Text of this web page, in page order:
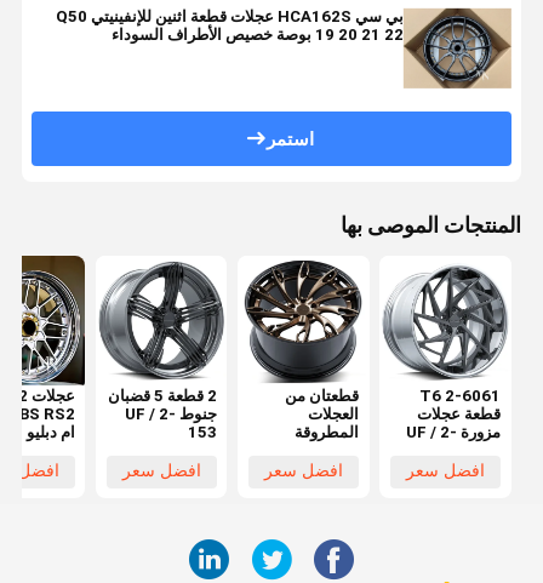
بي سي HCA162S عجلات قطعة اثنين للإنفينيتي Q50
19 20 21 22 بوصة خصيص الأطراف السوداء
استمر
المنتجات الموصى بها
6061-T6 2
قطعة عجلات
مزورة UF / 2-
افضل سعر
قطعتان من
العجلات
المطروقة
152افضل سعر
2 قطعة 5 قضبان
جنوط UF / 2-
153
افضل سعر
19 20 21
افضل